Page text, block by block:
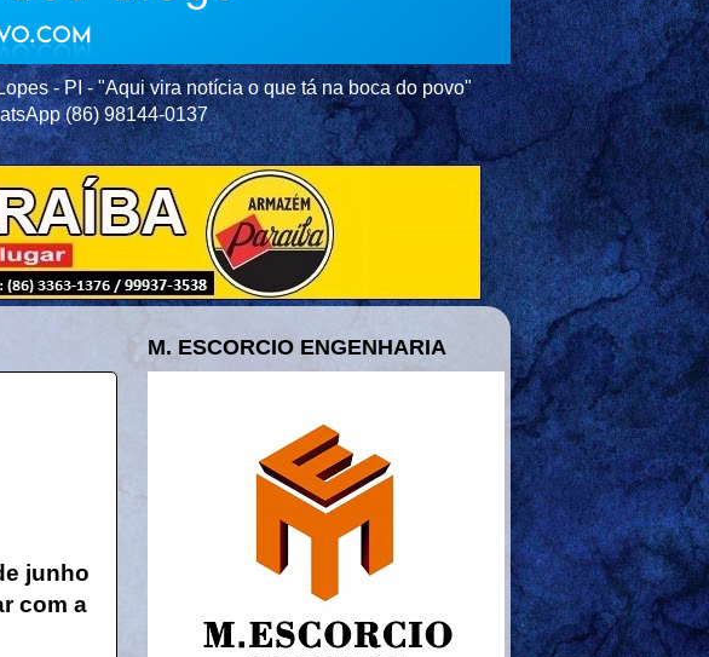
- PI - "Aqui vira notícia o que tá na boca do povo"
(86) 98144-0137
junho
com a
M. ESCORCIO ENGENHARIA